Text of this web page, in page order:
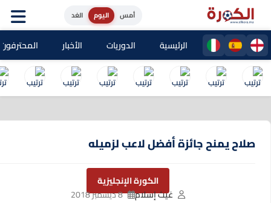
اليوم الغد
الرئيسية الدوريات الأخبار المحترفون
صلاح يمنح جائزة أفضل لاعب لزميله
الكورة الإنجليزية
غيث إسلام
8 ديسمبر 2018